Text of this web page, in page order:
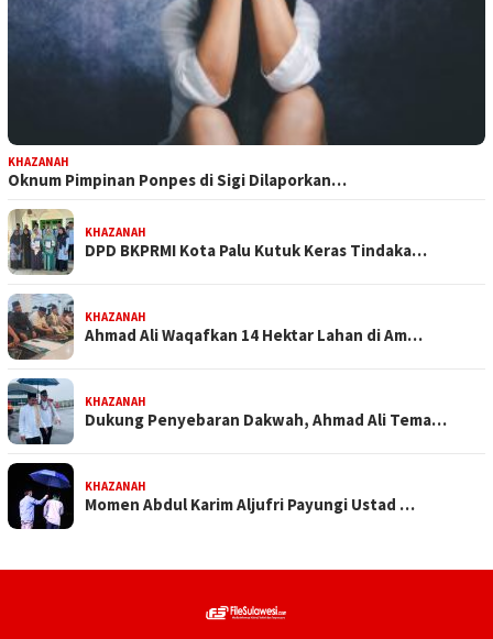
KHAZANAH
Oknum Pimpinan Ponpes di Sigi Dilaporkan…
KHAZANAH
DPD BKPRMI Kota Palu Kutuk Keras Tindaka…
KHAZANAH
Ahmad Ali Waqafkan 14 Hektar Lahan di Am…
KHAZANAH
Dukung Penyebaran Dakwah, Ahmad Ali Tema…
KHAZANAH
Momen Abdul Karim Aljufri Payungi Ustad …